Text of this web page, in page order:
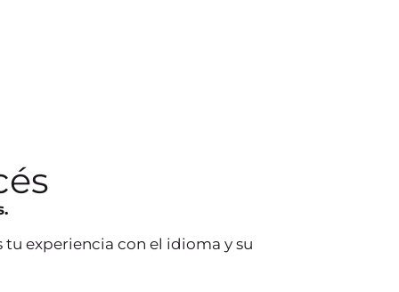
tu experiencia con el idioma y su